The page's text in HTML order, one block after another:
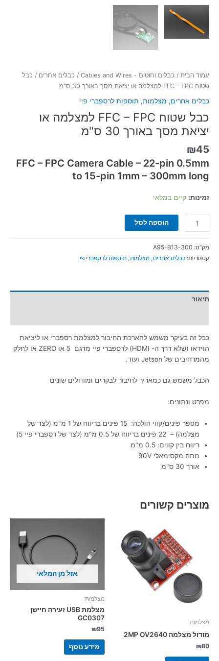
עמוד הבית / כבלים וחוטים - Cables and Wires / כבלים אחרים / כבל
שטוח FFC – FPC למצלמה או יציאת מסך באורך 30 ס"מ
כבלים אחרים, מצלמות, תוספות לרספברי פיי
כבל שטוח FFC – FPC למצלמה או
יציאת מסך באורך 30 ס"מ
₪45
FFC – FPC Camera Cable – 22-pin 0.5mm
to 15-pin 1mm – 300mm long
זמינות: קיים במלאי
הוספה לסל
מק"ט: A95-B13-300
קטגוריות: כבלים אחרים , מצלמות, תוספות לרספברי פיי
תיאור
כבל זה בעיקר משמש להארכת החיבור למצלמת רספברי או ליציאת
הוידאו (שלא דרך ה- HDMI) לרספברי פיי מדגם 5 או ZERO או לחלק
מהמרחיבים של Jetson ועוד.
הכבל משמש גם כמאריך לחיבור לבקרים ומודולים שונים
מפרט ונתונים:
מספר פינים/קווי הולכה: 15 פינים בריווח של 1 מ"מ (לצד של
מצלמה) – 22 פינים בריווח של 0.5 מ"מ (לצד של רספברי פיי 5)
ריווח בין קווים: 0.5 מ"מ
מתח מקסימאלי 90V
אורך 30 ס"מ
מוצרים קשורים
מצלמות
מודול מצלמה 2MP OV2640
₪80
אזל מן המלאי
מצלמות
מצלמת USB זעירה חיישן
GC0307
₪95
מידע נוסף